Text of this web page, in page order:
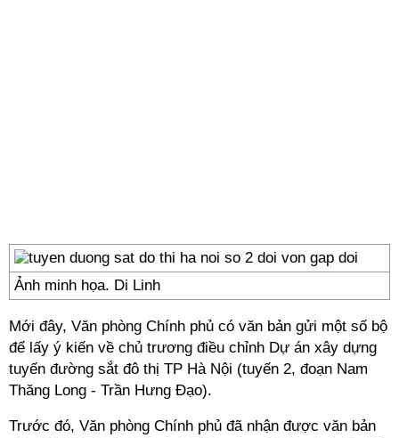
Ảnh minh họa. Di Linh
Mới đây, Văn phòng Chính phủ có văn bản gửi một số bộ
để lấy ý kiến về chủ trương điều chỉnh Dự án xây dựng
tuyến đường sắt đô thị TP Hà Nội (tuyến 2, đoạn Nam
Thăng Long - Trần Hưng Đạo).
Trước đó, Văn phòng Chính phủ đã nhận được văn bản